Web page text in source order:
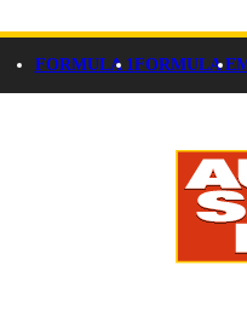
FORMULA 1FORMULA E